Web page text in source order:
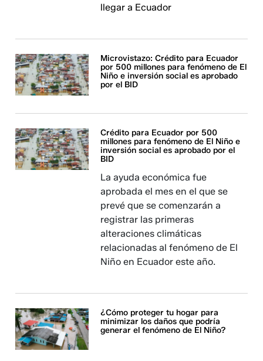
llegar a Ecuador
Microvistazo: Crédito para Ecuador
por 500 millones para fenómeno de El
Niño e inversión social es aprobado
por el BID
Crédito para Ecuador por 500
millones para fenómeno de El Niño e
inversión social es aprobado por el
BID
La ayuda económica fue
aprobada el mes en el que se
prevé que se comenzarán a
registrar las primeras
alteraciones climáticas
relacionadas al fenómeno de El
Niño en Ecuador este año.
¿Cómo proteger tu hogar para
minimizar los daños que podría
generar el fenómeno de El Niño?